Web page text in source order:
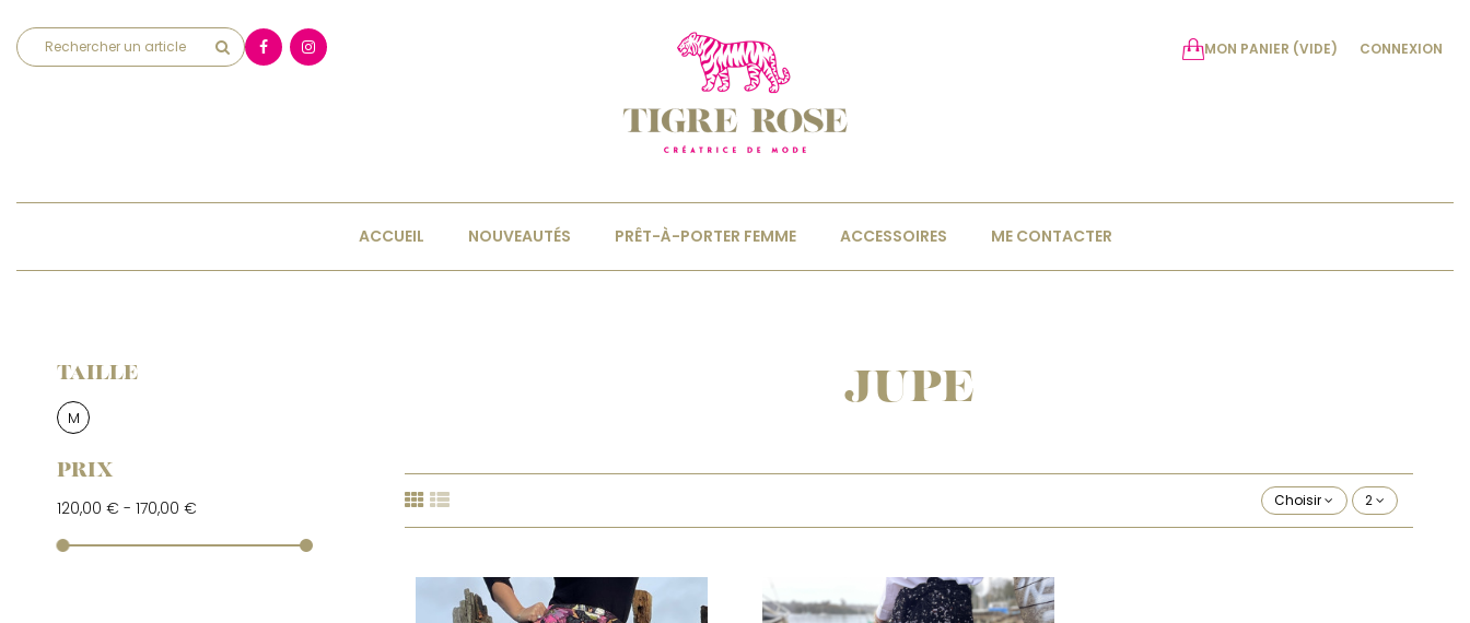
MON PANIER (VIDE) CONNEXION
ACCUEIL NOUVEAUTÉS PRÊT-À-PORTER FEMME ACCESSOIRES ME CONTACTER
JUPE
Choisir 2
TAILLE
M
PRIX
120,00 € - 170,00 €